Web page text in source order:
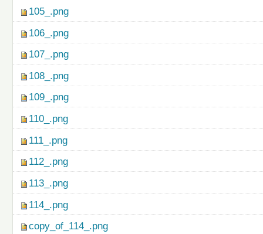
105_.png
106_.png
107_.png
108_.png
109_.png
110_.png
111_.png
112_.png
113_.png
114_.png
copy_of_114_.png